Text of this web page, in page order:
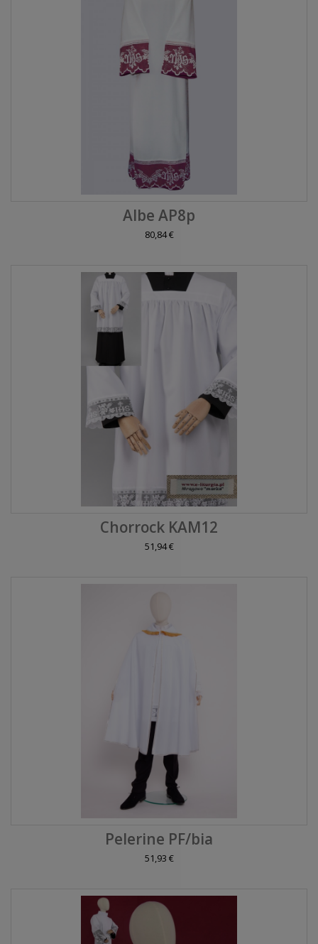
Albe AP8p
80,84 €
Chorrock KAM12
51,94 €
Pelerine PF/bia
51,93 €